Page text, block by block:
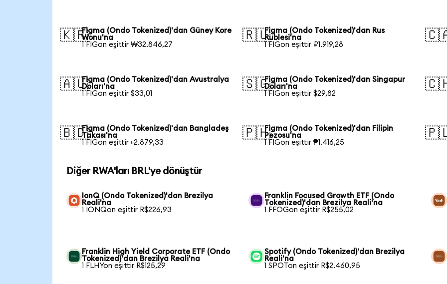
🇰🇷Figma (Ondo Tokenized)'dan Güney Kore
Wonu'na
1 FIGon eşittir ₩32.846,27
🇷🇺Figma (Ondo Tokenized)'dan Rus
Rublesi'na
1 FIGon eşittir ₽1.919,28
🇦🇺Figma (Ondo Tokenized)'dan Avustralya
Doları'na
1 FIGon eşittir $33,01
🇸🇬Figma (Ondo Tokenized)'dan Singapur
Doları'na
1 FIGon eşittir $29,82
🇧🇩Figma (Ondo Tokenized)'dan Bangladeş
Takası'na
1 FIGon eşittir ৳2.879,33
🇵🇭Figma (Ondo Tokenized)'dan Filipin
Pezosu'na
1 FIGon eşittir ₱1.416,25
Diğer RWA'ları BRL'ye dönüştür
IonQ (Ondo Tokenized)'dan Brezilya
Reali'na
1 IONQon eşittir R$226,93
Franklin Focused Growth ETF (Ondo
Tokenized)'dan Brezilya Reali'na
1 FFOGon eşittir R$255,02
Franklin High Yield Corporate ETF (Ondo
Tokenized)'dan Brezilya Reali'na
1 FLHYon eşittir R$125,29
Spotify (Ondo Tokenized)'dan Brezilya
Reali'na
1 SPOTon eşittir R$2.460,95